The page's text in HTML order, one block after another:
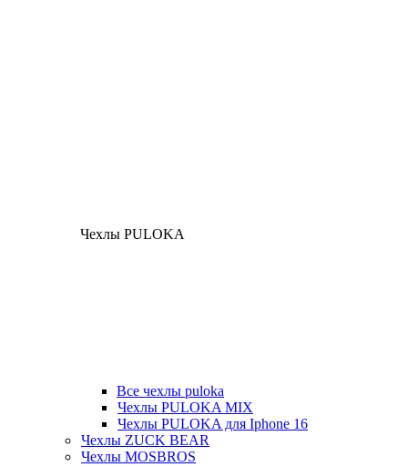
Чехлы PULOKA
Все чехлы puloka
Чехлы PULOKA MIX
Чехлы PULOKA для Iphone 16
Чехлы ZUCK BEAR
Чехлы MOSBROS